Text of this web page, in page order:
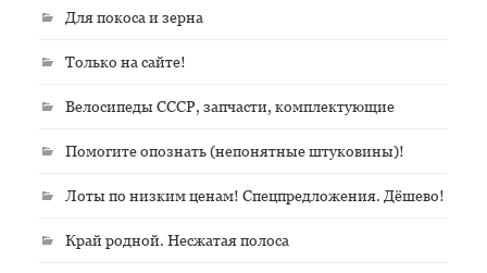
Для покоса и зерна
Только на сайте!
Велосипеды СССР, запчасти, комплектующие
Помогите опознать (непонятные штуковины)!
Лоты по низким ценам! Спецпредложения. Дёшево!
Край родной. Несжатая полоса